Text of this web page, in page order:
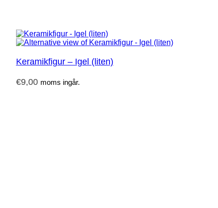
Keramikfigur – Igel (liten)
€9,00 moms ingår.